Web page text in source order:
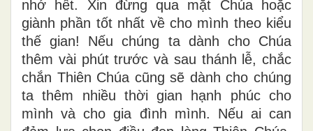
nhớ hết. Xin đừng qua mặt Chúa hoặc
giành phần tốt nhất về cho mình theo kiểu
thế gian! Nếu chúng ta dành cho Chúa
thêm vài phút trước và sau thánh lễ, chắc
chắn Thiên Chúa cũng sẽ dành cho chúng
ta thêm nhiều thời gian hạnh phúc cho
mình và cho gia đình mình. Nếu ai can